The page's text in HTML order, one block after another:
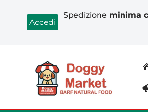
Accedi
Spedizione minima